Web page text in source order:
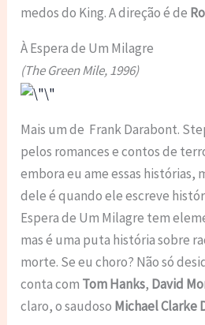
medos do King. A direção é de
À Espera de Um Milagre
(The Green Mile, 1996)
Mais um de Frank Darabont.
pelos romances e contos de
embora eu ame essas histórias,
dele é quando ele escreve
Espera de Um Milagre tem
mas é uma puta história sobre
morte. Se eu choro? Não só
conta com Tom Hanks, David
claro, o saudoso Michael Clarke